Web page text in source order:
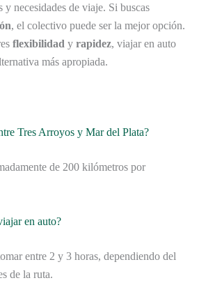
y necesidades de viaje. Si buscas
, el colectivo puede ser la mejor opción.
flexibilidad y rapidez, viajar en auto
más apropiada.
Tres Arroyos y Mar del Plata?
de 200 kilómetros por
en auto?
entre 2 y 3 horas, dependiendo del
de la ruta.